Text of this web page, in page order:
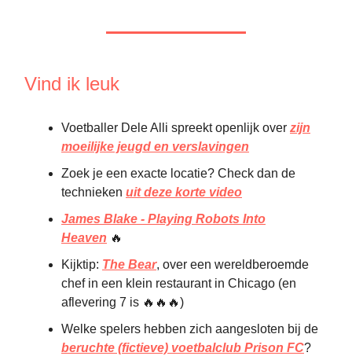
Vind ik leuk
Voetballer Dele Alli spreekt openlijk over zijn
moeilijke jeugd en verslavingen
Zoek je een exacte locatie? Check dan de
technieken uit deze korte video
James Blake - Playing Robots Into
Heaven 🔥
Kijktip: The Bear, over een wereldberoemde
chef in een klein restaurant in Chicago (en
aflevering 7 is 🔥🔥🔥)
Welke spelers hebben zich aangesloten bij de
beruchte (fictieve) voetbalclub Prison FC?